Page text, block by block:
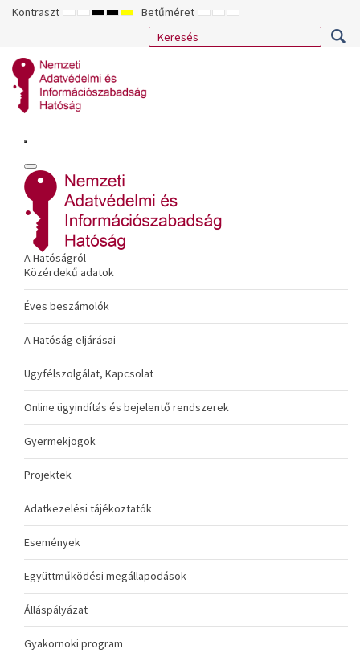
Kontraszt ALAPÉRTELMEZETT
ÉJSZAKAI
NAGY
KONTRASZTÚ
NAGY
KONTRASZTÚ
NAGY
KONTRASZTÚ
SÁRGA
FEKETE
Betűméret KISEBB
BETŰTÍPUS
ALAPÉRTELMEZETT
BETŰMÉRET
NAGYOBB
BETŰMÉRET
A Hatóságról
Közérdekű adatok
Éves beszámolók
A Hatóság eljárásai
Ügyfélszolgálat, Kapcsolat
Online ügyindítás és bejelentő rendszerek
Gyermekjogok
Projektek
Adatkezelési tájékoztatók
Események
Együttműködési megállapodások
Álláspályázat
Gyakornoki program